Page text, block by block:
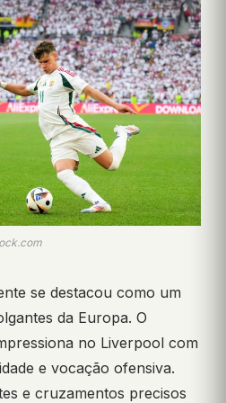
se destacou como um
da Europa. O
no Liverpool com
e vocação ofensiva.
e cruzamentos precisos